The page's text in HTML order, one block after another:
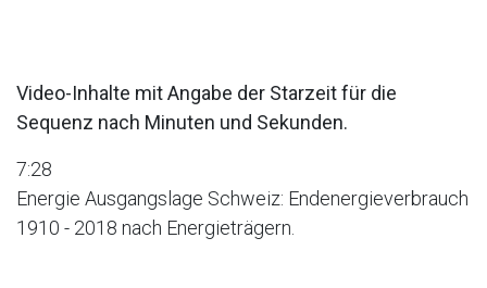
Video-Inhalte mit Angabe der Starzeit für die
Sequenz nach Minuten und Sekunden.
7:28
Energie Ausgangslage Schweiz: Endenergieverbrauch
1910 - 2018 nach Energieträgern.